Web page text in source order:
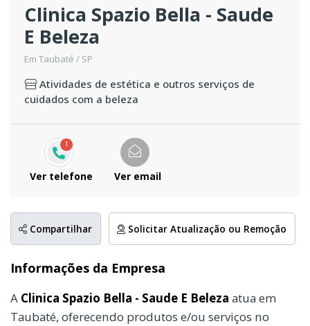
Clinica Spazio Bella - Saude
E Beleza
Em Taubaté / SP
Atividades de estética e outros serviços de
cuidados com a beleza
1
Ver telefone Ver email
Compartilhar Solicitar Atualização ou Remoção
Informações da Empresa
A Clinica Spazio Bella - Saude E Beleza atua em
Taubaté, oferecendo produtos e/ou serviços no